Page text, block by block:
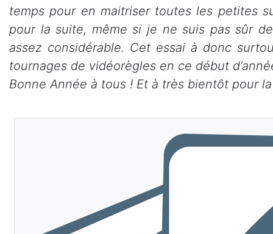
temps pour en maitriser toutes les petites
pour la suite, même si je ne suis pas sûr
assez considérable. Cet essai à donc
tournages de vidéorègles en ce début
Bonne Année à tous ! Et à très bientôt pour